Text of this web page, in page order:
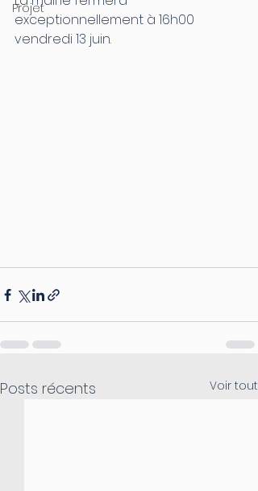
Projet
exceptionnellement à 16h00
vendredi 13 juin.
Posts récents Voir tout